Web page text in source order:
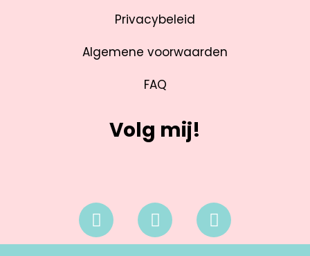
Privacybeleid
Algemene voorwaarden
FAQ
Volg mij!